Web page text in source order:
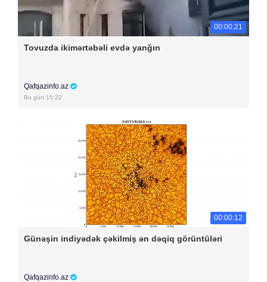
00:00:21
Tovuzda ikimərtəbəli evdə yanğın
Qafqazinfo.az
Bu gün 15:22
00:00:12
Günəşin indiyədək çəkilmiş ən dəqiq görüntüləri
Qafqazinfo.az